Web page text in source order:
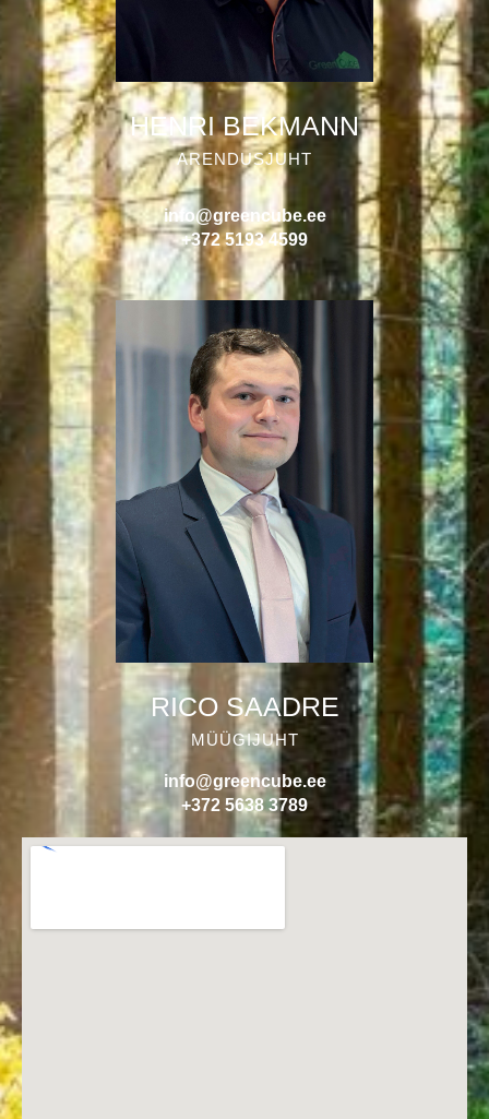
HENRI BEKMANN
ARENDUSJUHT
info@greencube.ee
+372 5193 4599
RICO SAADRE
MÜÜGIJUHT
info@greencube.ee
+372 5638 3789